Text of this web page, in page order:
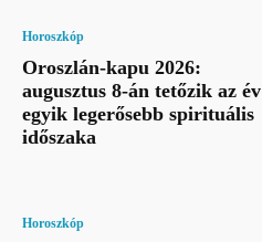
Horoszkóp
Oroszlán-kapu 2026:
augusztus 8-án tetőzik az év
egyik legerősebb spirituális
időszaka
Horoszkóp